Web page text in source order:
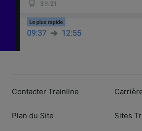
Contacter Trainline
Plan du Site Sites